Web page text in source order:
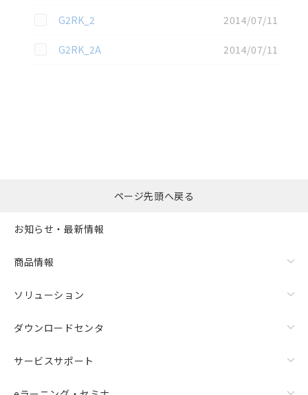
この資料を選択
G2RK_2
2014/07/11
この資料を選択
G2RK_2A 2014/07/11
括ダウンロード
ページ先頭へ戻る
お知らせ・最新情報
商品情報
ソリューション
ダウンロードセンタ
サービスサポート